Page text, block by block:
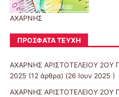
ΑΧΑΡΝΗΣ
ΠΡΌΣΦΑΤΑ ΤΕΎΧΗ
ΑΧΑΡΝΗΣ ΑΡΙΣΤΟΤΕΛΕΙΟΥ 2ΟΥ
2025 (12 άρθρα) (26 Ιουν 2025 )
ΑΧΑΡΝΗΣ ΑΡΙΣΤΟΤΕΛΕΙΟΥ 2ΟΥ